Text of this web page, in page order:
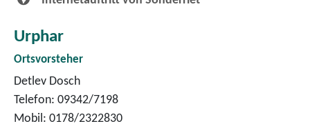
Urphar
Ortsvorsteher
Detlev Dosch
Telefon: 09342/7198
Mobil: 0178/2322830